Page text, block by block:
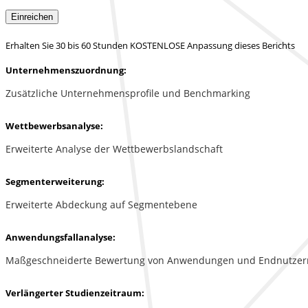
Einreichen
Erhalten Sie 30 bis 60 Stunden KOSTENLOSE Anpassung dieses Berichts
Unternehmenszuordnung:
Zusätzliche Unternehmensprofile und Benchmarking
Wettbewerbsanalyse:
Erweiterte Analyse der Wettbewerbslandschaft
Segmenterweiterung:
Erweiterte Abdeckung auf Segmentebene
Anwendungsfallanalyse:
Maßgeschneiderte Bewertung von Anwendungen und
Verlängerter Studienzeitraum: